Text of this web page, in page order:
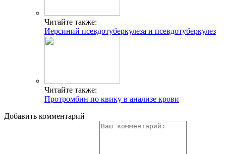
Читайте также:
Иерсиний псевдотуберкулеза и псевдотуберкулез
Читайте также:
Протромбин по квику в анализе крови
Добавить комментарий